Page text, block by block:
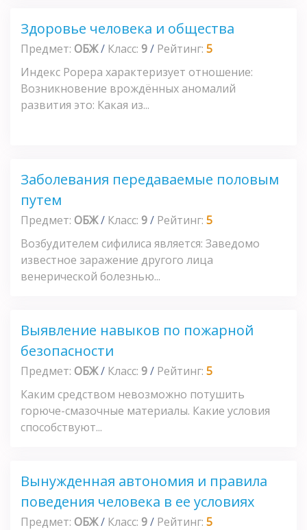
Здоровье человека и общества
Предмет: ОБЖ/ Класс: 9/ Рейтинг: 5
Индекс Рорера характеризует отношение:
Возникновение врождённых аномалий
развития это: Какая из...
Заболевания передаваемые половым
путем
Предмет: ОБЖ/ Класс: 9/ Рейтинг: 5
Возбудителем сифилиса является: Заведомо
известное заражение другого лица
венерической болезнью...
Выявление навыков по пожарной
безопасности
Предмет: ОБЖ/ Класс: 9/ Рейтинг: 5
Каким средством невозможно потушить
горюче-смазочные материалы. Какие условия
способствуют...
Вынужденная автономия и правила
поведения человека в ее условиях
Предмет: ОБЖ/ Класс: 9/ Рейтинг: 5